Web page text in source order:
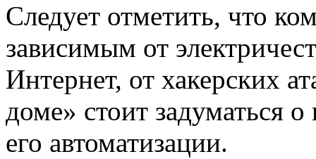
Следует отметить, что
зависимым от
Интернет, от хакерских
доме» стоит задуматься
его автоматизации.